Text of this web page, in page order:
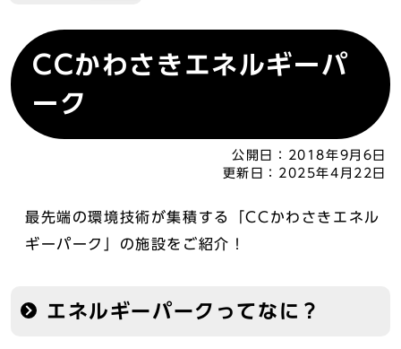
CCかわさきエネルギーパ
ーク
公開日：
2018年9月6日
更新日： 2025年4月22日
最先端の環境技術が集積する「CCかわさきエネル
ギーパーク」の施設をご紹介！
エネルギーパークってなに？